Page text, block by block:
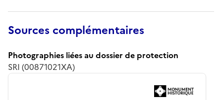
Sources complémentaires
Photographies liées au dossier de protection
SRI (00871021XA)